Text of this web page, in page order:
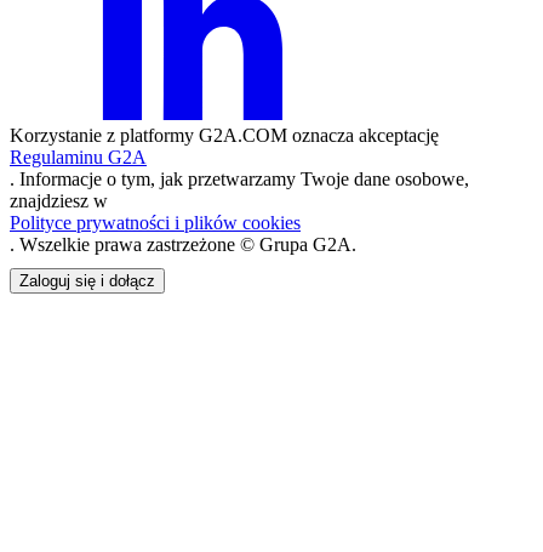
Korzystanie z platformy G2A.COM oznacza akceptację
Regulaminu G2A
. Informacje o tym, jak przetwarzamy Twoje dane osobowe,
znajdziesz w
Polityce prywatności i plików cookies
. Wszelkie prawa zastrzeżone © Grupa G2A.
Zaloguj się i dołącz